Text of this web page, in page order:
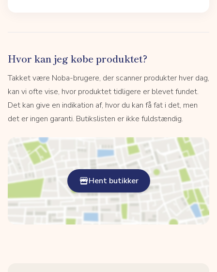
Hvor kan jeg købe produktet?
Takket være Noba-brugere, der scanner produkter hver dag,
kan vi ofte vise, hvor produktet tidligere er blevet fundet.
Det kan give en indikation af, hvor du kan få fat i det, men
det er ingen garanti. Butikslisten er ikke fuldstændig.
Hent butikker